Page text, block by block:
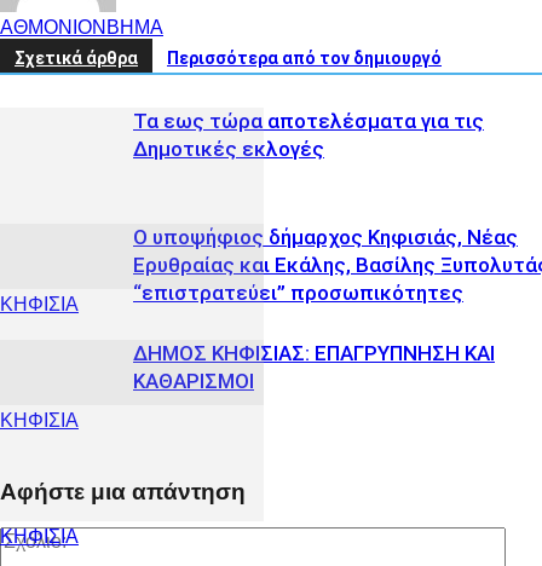
ΑΘΜΟΝΙΟΝΒΗΜΑ
Σχετικά άρθρα Περισσότερα από τον δημιουργό
ΚΗΦΙΣΙΑ
Τα εως τώρα αποτελέσματα για τις
Δημοτικές εκλογές
ΚΗΦΙΣΙΑ
Ο υποψήφιος δήμαρχος Κηφισιάς, Νέας
Ερυθραίας και Εκάλης, Βασίλης
“επιστρατεύει” προσωπικότητες
ΚΗΦΙΣΙΑ
ΔΗΜΟΣ ΚΗΦΙΣΙΑΣ: ΕΠΑΓΡΥΠΝΗΣΗ ΚΑΙ
ΚΑΘΑΡΙΣΜΟΙ
Αφήστε μια απάντηση